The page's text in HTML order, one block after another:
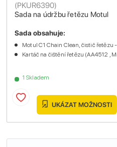
Sada na údržbu řetězu Motul
(PKUR6390)
1 Skladem
Sada obsahuje:
Motul C1 Chain Clean, čistič řetězu
Kartáč na čištění řetězu (AA4512 ,
UKÁZAT MOŽNOSTI